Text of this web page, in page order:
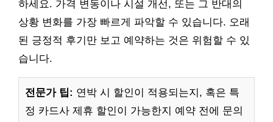
하세요. 가격 변동이나 시설 개선, 또는 그 반대의
상황 변화를 가장 빠르게 파악할 수 있습니다. 오래
된 긍정적 후기만 보고 예약하는 것은 위험할 수 있
습니다.
전문가 팁: 연박 시 할인이 적용되는지, 혹은 특
정 카드사 제휴 할인이 가능한지 예약 전에 문의